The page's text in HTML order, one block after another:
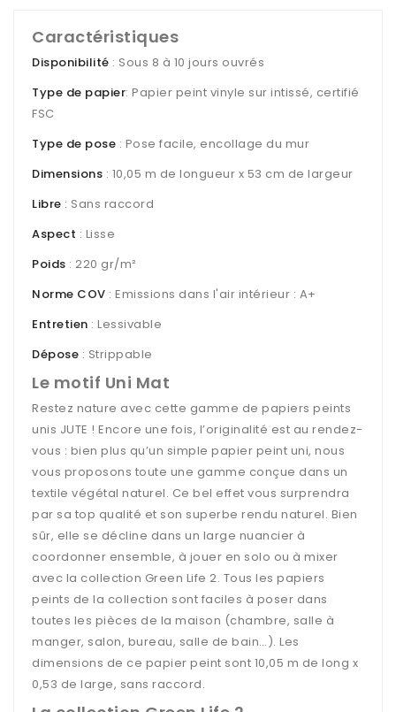
Caractéristiques
Disponibilité : Sous 8 à 10 jours ouvrés
Type de papier: Papier peint vinyle sur intissé, certifié
FSC
Type de pose : Pose facile, encollage du mur
Dimensions : 10,05 m de longueur x 53 cm de largeur
Libre : Sans raccord
Aspect : Lisse
Poids : 220 gr/m²
Norme COV : Emissions dans l'air intérieur : A+
Entretien : Lessivable
Dépose : Strippable
Le motif Uni Mat
Restez nature avec cette gamme de papiers peints
unis JUTE ! Encore une fois, l’originalité est au rendez-
vous : bien plus qu’un simple papier peint uni, nous
vous proposons toute une gamme conçue dans un
textile végétal naturel. Ce bel effet vous surprendra
par sa top qualité et son superbe rendu naturel. Bien
sûr, elle se décline dans un large nuancier à
coordonner ensemble, à jouer en solo ou à mixer
avec la collection Green Life 2. Tous les papiers
peints de la collection sont faciles à poser dans
toutes les pièces de la maison (chambre, salle à
manger, salon, bureau, salle de bain…). Les
dimensions de ce papier peint sont 10,05 m de long x
0,53 de large, sans raccord.